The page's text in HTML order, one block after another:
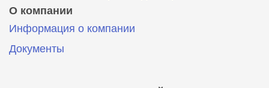
О компании
Информация о компании
Документы